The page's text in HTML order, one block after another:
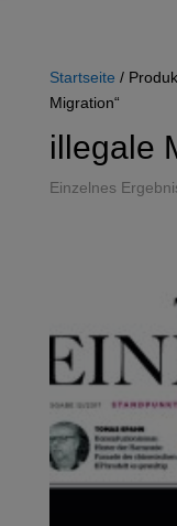
Startseite /
Migration“
illegale
Einzelnes